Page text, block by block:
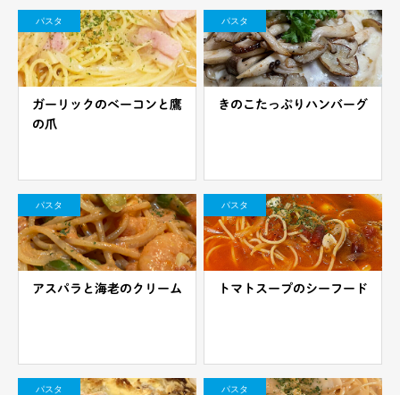
パスタ
ガーリックのベーコンと鷹
の爪
パスタ
きのこたっぷりハンバーグ
パスタ
アスパラと海老のクリーム
パスタ
トマトスープのシーフード
パスタ パスタ